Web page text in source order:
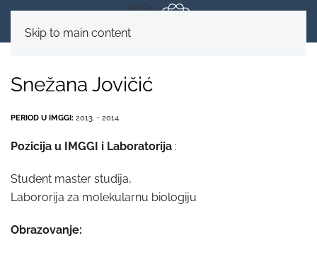
Skip to main content
Snežana Jovičić
PERIOD U IMGGI: 2013. - 2014.
Pozicija u IMGGI i Laboratorija :
Student master studija,
Labororija za molekularnu biologiju
Obrazovanje: